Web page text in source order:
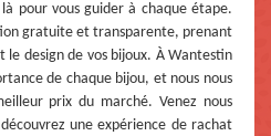
pour vous guider à chaque étape.
gratuite et transparente, prenant
design de vos bijoux. À Wantestin
de chaque bijou, et nous nous
prix du marché. Venez nous
une expérience de rachat